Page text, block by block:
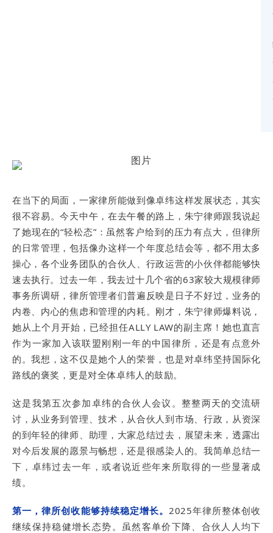
在当下的局面，一家律所能做到像卓纬这样发展状态，其实
很不容易。今天中午，在去午餐的路上，朱宁律师跟我说起
了她现在的“轻松态”：虽然客户给到的压力有点大，但律所
的日常管理，包括像办这样一个年度总结会等，都不用太多
操心，各个业务团队的合伙人、行政运营的小伙伴都能够快
速去执行。过去一年，我去过十几个省的63家较大规模律师
事务所调研，律所管理者们普遍反映是日子不好过，业务的
内卷、内心的焦虑和管理的内耗。刚才，朱宁律师爆料说，
她从上个月开始，已经担任ALLY LAW的副主席！她也直言
作为一家加入该联盟刚刚一年的中国律所，还是有点意外
的。我想，这不仅是她个人的荣誉，也是对卓纬坚持国际化
路线的褒奖，更是对全体卓纬人的鼓励。
这是我第五次参加卓纬的合伙人会议。整整两天的交流研
讨，从业务到管理、技术，从合伙人到市场、行政，从资深
的到年轻的律师、助理，大家总结过去，展望未来，透露出
对今后发展的愿景与畅想，还是很感染人的。我简单总结一
下，卓纬过去一年，或者说近些年来所取得的一些显著成
绩。
第一，律所创收能够持续稳定增长。2025年律所整体创收
继续保持稳健增长态势。虽然客单价下降、合伙人人均下